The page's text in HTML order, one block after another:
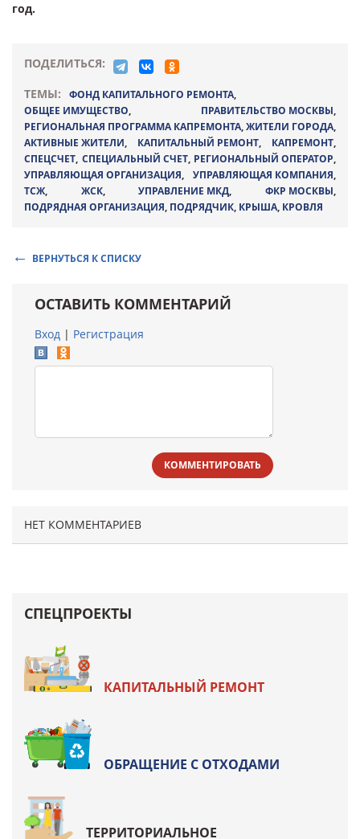
год.
ПОДЕЛИТЬСЯ:
ТЕМЫ:
ФОНД КАПИТАЛЬНОГО РЕМОНТА,
ОБЩЕЕ ИМУЩЕСТВО, ПРАВИТЕЛЬСТВО МОСКВЫ,
РЕГИОНАЛЬНАЯ ПРОГРАММА КАПРЕМОНТА,ЖИТЕЛИ ГОРОДА,
АКТИВНЫЕ ЖИТЕЛИ, КАПИТАЛЬНЫЙ РЕМОНТ, КАПРЕМОНТ,
СПЕЦСЧЕТ, СПЕЦИАЛЬНЫЙ СЧЕТ, РЕГИОНАЛЬНЫЙ ОПЕРАТОР,
УПРАВЛЯЮЩАЯ ОРГАНИЗАЦИЯ, УПРАВЛЯЮЩАЯ КОМПАНИЯ,
ТСЖ, ЖСК,УПРАВЛЕНИЕ МКД,ФКР МОСКВЫ,
ПОДРЯДНАЯ ОРГАНИЗАЦИЯ, ПОДРЯДЧИК, КРЫША, КРОВЛЯ
ВЕРНУТЬСЯ К СПИСКУ
ОСТАВИТЬ КОММЕНТАРИЙ
Вход | Регистрация
КОММЕНТИРОВАТЬ
НЕТ КОММЕНТАРИЕВ
СПЕЦПРОЕКТЫ
КАПИТАЛЬНЫЙ РЕМОНТ
ОБРАЩЕНИЕ С ОТХОДАМИ
ТЕРРИТОРИАЛЬНОЕ